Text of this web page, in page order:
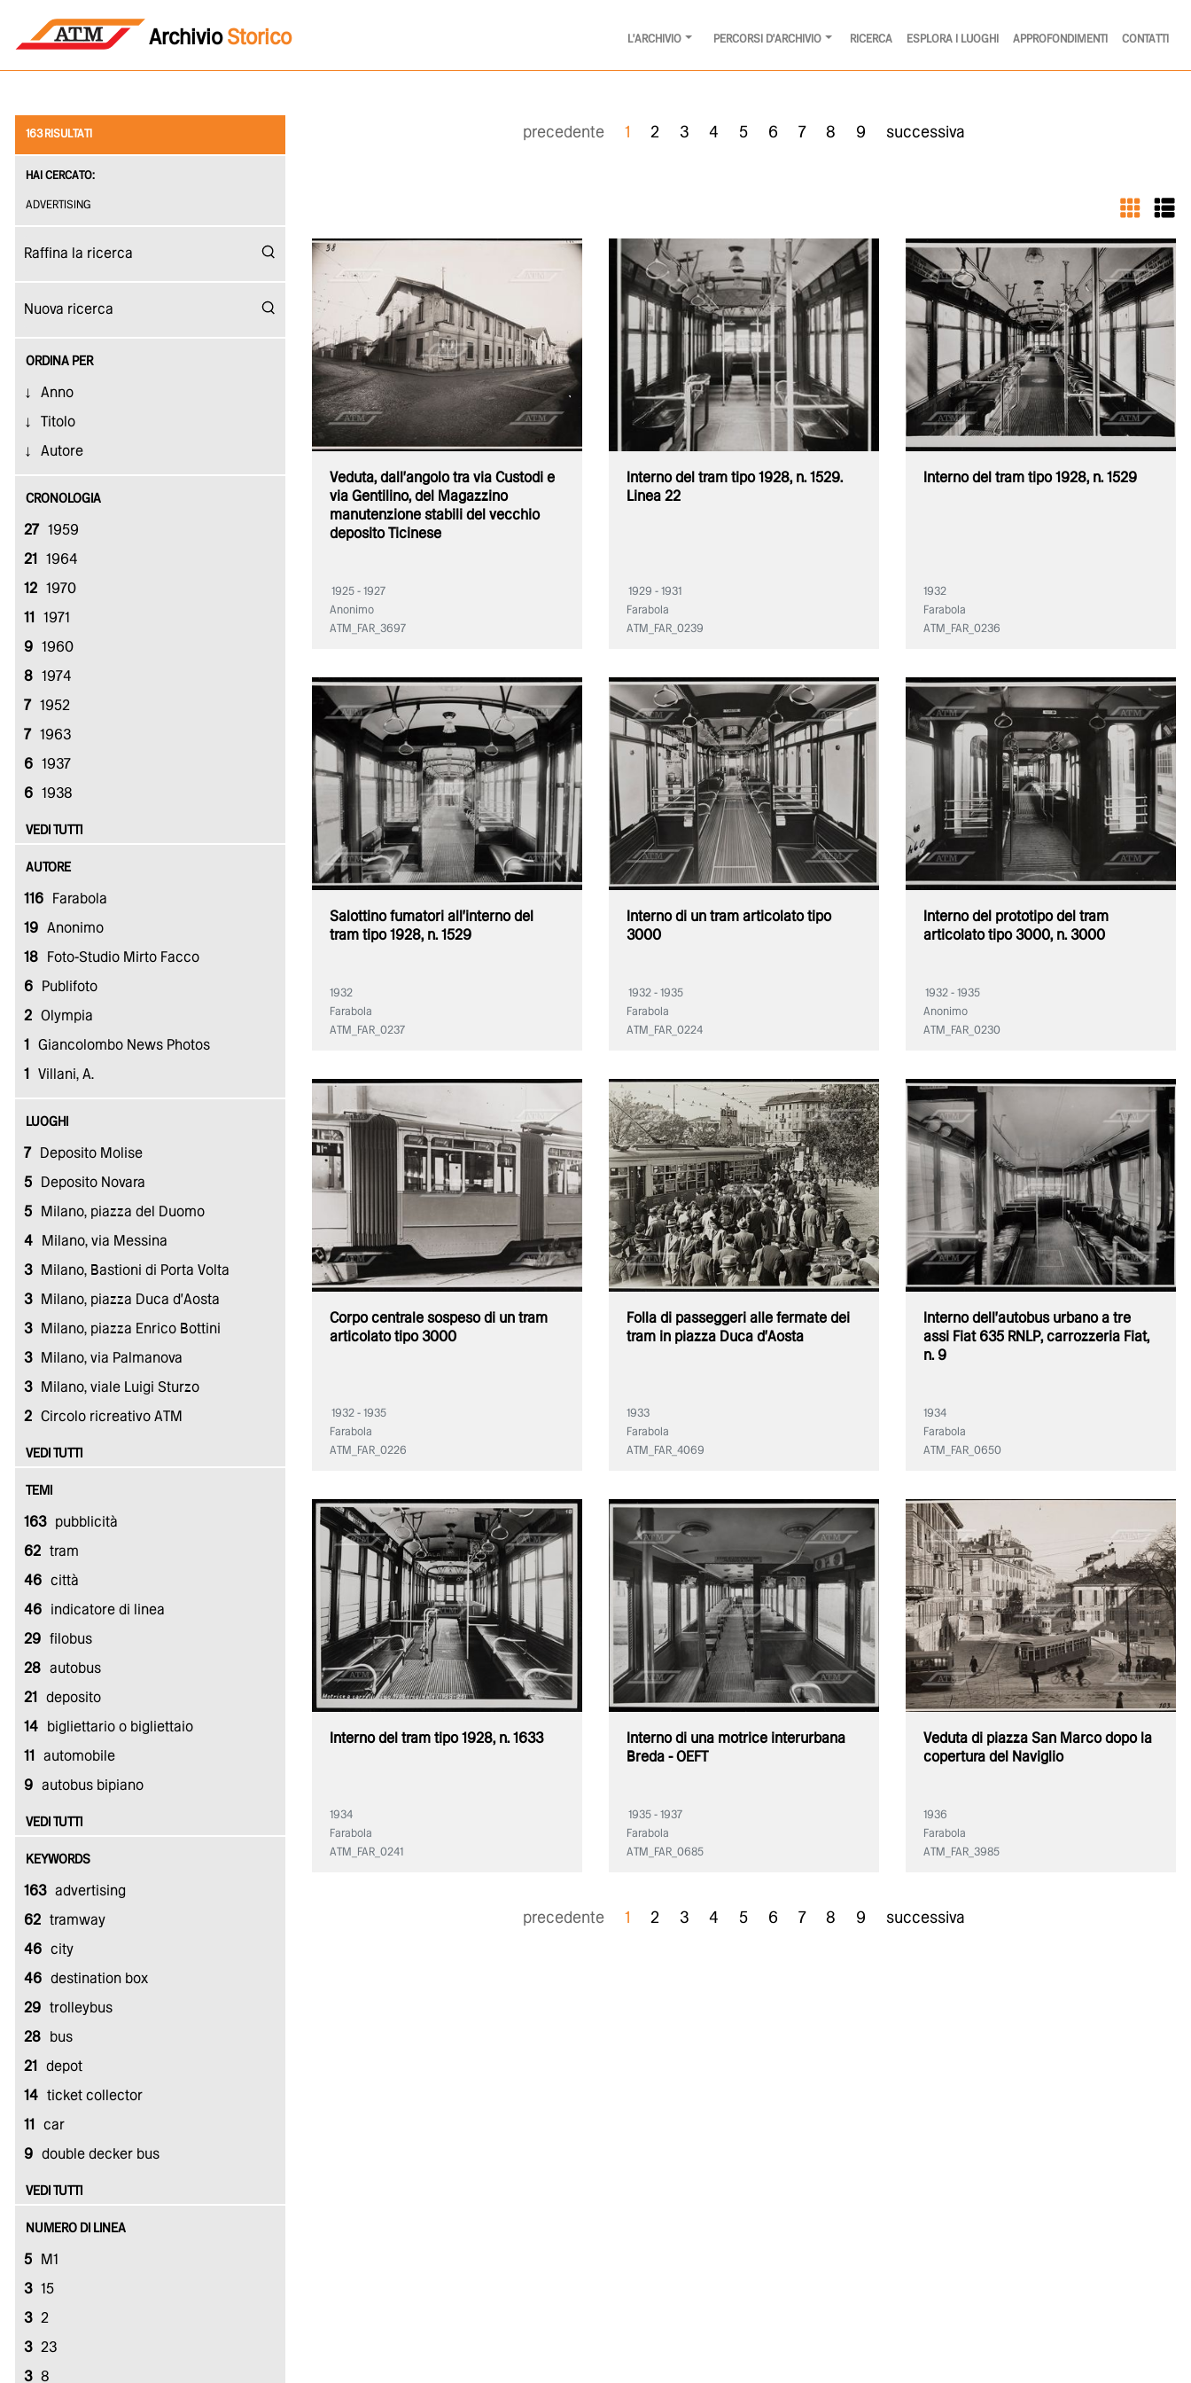
Archivio Storico L'ARCHIVIO PERCORSI D'ARCHIVIO RICERCA ESPLORA I LUOGHI APPROFONDIMENTI CONTATTI
163 RISULTATI
HAI CERCATO:
ADVERTISING
ORDINA PER
Anno
Titolo
Autore
CRONOLOGIA
27 1959
21 1964
12 1970
11 1971
9 1960
8 1974
7 1952
7 1963
6 1937
6 1938
VEDI TUTTI
AUTORE
116 Farabola
19 Anonimo
18 Foto-Studio Mirto Facco
6 Publifoto
2 Olympia
1 Giancolombo News Photos
1 Villani, A.
LUOGHI
7 Deposito Molise
5 Deposito Novara
5 Milano, piazza del Duomo
4 Milano, via Messina
3 Milano, Bastioni di Porta Volta
3 Milano, piazza Duca d'Aosta
3 Milano, piazza Enrico Bottini
3 Milano, via Palmanova
3 Milano, viale Luigi Sturzo
2 Circolo ricreativo ATM
VEDI TUTTI
TEMI
163 pubblicità
62 tram
46 città
46 indicatore di linea
29 filobus
28 autobus
21 deposito
14 bigliettario o bigliettaio
11 automobile
9 autobus bipiano
VEDI TUTTI
KEYWORDS
163 advertising
62 tramway
46 city
46 destination box
29 trolleybus
28 bus
21 depot
14 ticket collector
11 car
9 double decker bus
VEDI TUTTI
NUMERO DI LINEA
5 M1
3 15
3 2
3 23
3 8
precedente 1 2 3 4 5 6 7 8 9 successiva
Veduta, dall'angolo tra via Custodi e
via Gentilino, del Magazzino
manutenzione stabili del vecchio
deposito Ticinese
1925 - 1927
Anonimo
ATM_FAR_3697
Interno del tram tipo 1928, n. 1529.
Linea 22
1929 - 1931
Farabola
ATM_FAR_0239
Interno del tram tipo 1928, n. 1529
1932
Farabola
ATM_FAR_0236
Salottino fumatori all'interno del
tram tipo 1928, n. 1529
1932
Farabola
ATM_FAR_0237
Interno di un tram articolato tipo
3000
1932 - 1935
Farabola
ATM_FAR_0224
Interno del prototipo del tram
articolato tipo 3000, n. 3000
1932 - 1935
Anonimo
ATM_FAR_0230
Corpo centrale sospeso di un tram
articolato tipo 3000
1932 - 1935
Farabola
ATM_FAR_0226
Folla di passeggeri alle fermate dei
tram in piazza Duca d'Aosta
1933
Farabola
ATM_FAR_4069
Interno dell'autobus urbano a tre
assi Fiat 635 RNLP, carrozzeria Fiat,
n. 9
1934
Farabola
ATM_FAR_0650
Interno del tram tipo 1928, n. 1633
1934
Farabola
ATM_FAR_0241
Interno di una motrice interurbana
Breda - OEFT
1935 - 1937
Farabola
ATM_FAR_0685
Veduta di piazza San Marco dopo la
copertura del Naviglio
1936
Farabola
ATM_FAR_3985
precedente 1 2 3 4 5 6 7 8 9 successiva